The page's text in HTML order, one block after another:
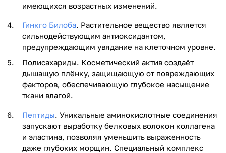
имеющихся возрастных изменений.
Гинкго Билоба. Растительное вещество является
сильнодействующим антиоксидантом,
предупреждающим увядание на клеточном уровне.
Полисахариды. Косметический актив создаёт
дышащую плёнку, защищающую от повреждающих
факторов, обеспечивающую глубокое насыщение
ткани влагой.
Пептиды. Уникальные аминокислотные соединения
запускают выработку белковых волокон коллагена
и эластина, позволяя уменьшить выраженность
даже глубоких морщин. Специальный комплекс